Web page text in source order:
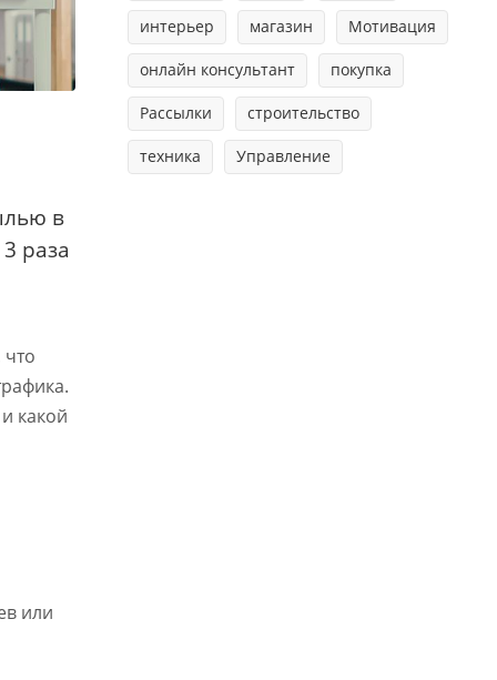
в
раза
какой
или
интерьер магазин Мотивация
онлайн консультант покупка
Рассылки строительство
техника Управление